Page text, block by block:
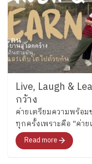
Live, Laugh &
กว้าง
ค่ายเตรียมความพร้อ
ทุกครั้งเพราะคือ "ค่า
สุดท้าย"สำหรับอนาคต
จะพาทุกคนไปสำรวจอ
Read more